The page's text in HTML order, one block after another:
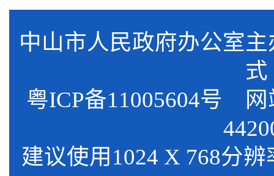
中山市人民政府办公
式
粤ICP备11005604号 网
建议使用1024 X 768分